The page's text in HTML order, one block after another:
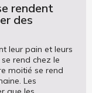
rendent
des
leur pain et leurs
rend chez le
moitié se rend
Les